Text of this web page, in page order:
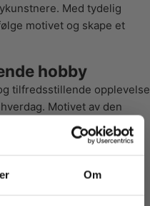
Om
Med tydelig
motivet og skape et
hobby
tilfredsstillende opplevelse
Motivet av den
ekstra hyggelig
hobbyaktivitet hjemme,
eller en morsom